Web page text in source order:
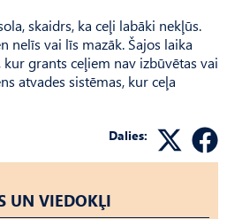
skaidrs, ka ceļi labāki nekļūs.
nelīs vai līs mazāk. Šajos laika
grants ceļiem nav izbūvētas vai
atvades sistēmas, kur ceļa
Dalies:
UN VIEDOKĻI